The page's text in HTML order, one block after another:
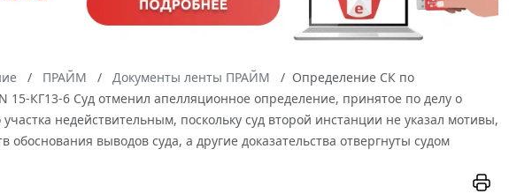
ПРАЙМ Документы ленты ПРАЙМ
Определение СК по
15-КГ13-6 Суд отменил апелляционное определение, принятое по делу о
недействительным, поскольку суд второй инстанции не указал мотивы,
выводов суда, а другие доказательства отвергнуты судом